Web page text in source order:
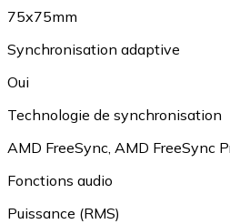
75x75mm
Synchronisation adaptive
Oui
Technologie de synchronisation
AMD FreeSync, AMD FreeSync
Fonctions audio
Puissance (RMS)